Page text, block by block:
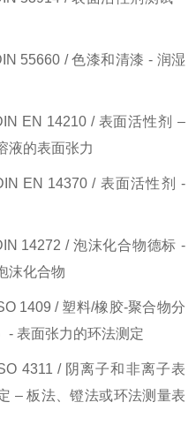
55660 / 色漆和清漆 - 润湿
EN 14210 / 表面活性剂 –
液的表面张力
EN 14370 / 表面活性剂 -
14272 / 泡沫化合物德标 -
沫化合物
1409 / 塑料/橡胶-聚合物分
- 表面张力的环法测定
4311 / 阴离子和非离子表
– 板法、镫法或环法测量表